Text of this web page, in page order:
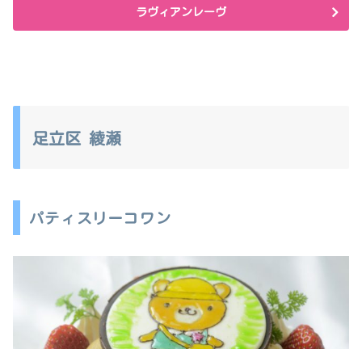
ラヴィアンレーヴ
足立区 綾瀬
パティスリーコワン